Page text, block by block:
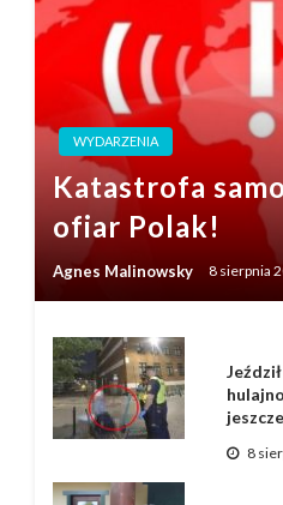
WYDARZENIA
Katastrofa
ofiar Polak!
Agnes Malinowsky 8 sierpnia
8